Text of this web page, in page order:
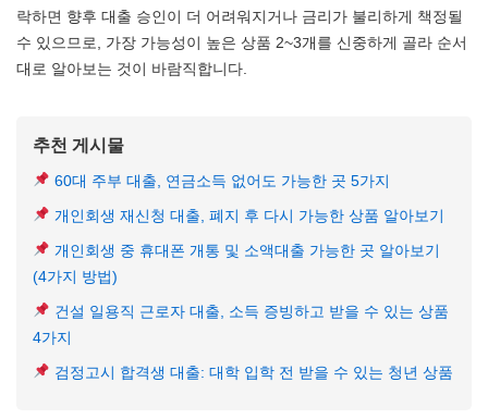
락하면 향후 대출 승인이 더 어려워지거나 금리가 불리하게 책정될
수 있으므로, 가장 가능성이 높은 상품 2~3개를 신중하게 골라 순서
대로 알아보는 것이 바람직합니다.
추천 게시물
60대 주부 대출, 연금소득 없어도 가능한 곳 5가지
개인회생 재신청 대출, 폐지 후 다시 가능한 상품 알아보기
개인회생 중 휴대폰 개통 및 소액대출 가능한 곳 알아보기
(4가지 방법)
건설 일용직 근로자 대출, 소득 증빙하고 받을 수 있는 상품
4가지
검정고시 합격생 대출: 대학 입학 전 받을 수 있는 청년 상품